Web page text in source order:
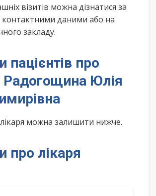
візитів можна дізнатися за
даними або на
закладу.
пацієнтів про
Радогощина Юлія
лікаря можна залишити нижче.
про лікаря